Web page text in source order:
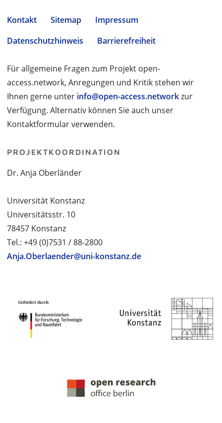
Kontakt Sitemap
Impressum
Datenschutzhinweis
Barrierefreiheit
Für allgemeine Fragen zum Projekt open-
access.network, Anregungen und Kritik stehen wir
Ihnen gerne unter info@open-access.networkzur
Verfügung. Alternativ können Sie auch unser
Kontaktformular verwenden.
PROJEKTKOORDINATION
Dr. Anja Oberländer
Universität Konstanz
Universitätsstr. 10
78457 Konstanz
Tel.: +49 (0)7531 / 88-2800
Anja.Oberlaender@uni-konstanz.de